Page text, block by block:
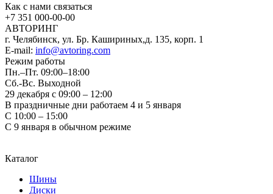
Как с нами связаться
+7 351 000-00-00
АВТОРИНГ
г. Челябинск, ул. Бр. Кашириных,д. 135, корп. 1
E-mail: info@avtoring.com
Режим работы
Пн.–Пт. 09:00–18:00
Сб.-Вс. Выходной
29 декабря с 09:00 – 12:00
В праздничные дни работаем 4 и 5 января
С 10:00 – 15:00
С 9 января в обычном режиме
Каталог
Шины
Диски